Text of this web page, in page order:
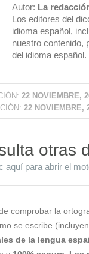
Autor: La
Los editores del
idioma español,
nuestro contenido,
del idioma español.
22 NOVIEMBRE,
22 NOVIEMBRE,
otras
aquí para abrir el
comprobar la
se escribe
de la lengua